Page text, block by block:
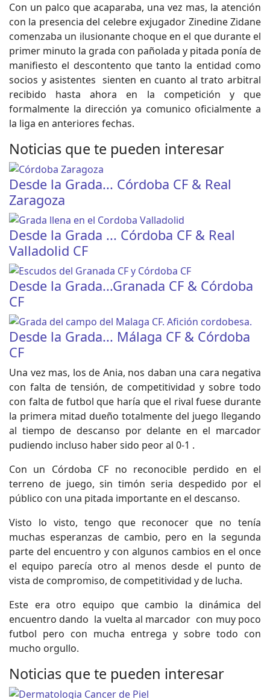
Con un palco que acaparaba, una vez mas, la atención
con la presencia del celebre exjugador Zinedine Zidane
comenzaba un ilusionante choque en el que durante el
primer minuto la grada con pañolada y pitada ponía de
manifiesto el descontento que tanto la entidad como
socios y asistentes sienten en cuanto al trato arbitral
recibido hasta ahora en la competición y que
formalmente la dirección ya comunico oficialmente a
la liga en anteriores fechas.
Noticias que te pueden interesar
Desde la Grada... Córdoba CF & Real
Zaragoza
Desde la Grada ... Córdoba CF & Real
Valladolid CF
Desde la Grada...Granada CF & Córdoba
CF
Desde la Grada... Málaga CF & Córdoba
CF
Una vez mas, los de Ania, nos daban una cara negativa
con falta de tensión, de competitividad y sobre todo
con falta de futbol que haría que el rival fuese durante
la primera mitad dueño totalmente del juego llegando
al tiempo de descanso por delante en el marcador
pudiendo incluso haber sido peor al 0-1 .
Con un Córdoba CF no reconocible perdido en el
terreno de juego, sin timón seria despedido por el
público con una pitada importante en el descanso.
Visto lo visto, tengo que reconocer que no tenía
muchas esperanzas de cambio, pero en la segunda
parte del encuentro y con algunos cambios en el once
el equipo parecía otro al menos desde el punto de
vista de compromiso, de competitividad y de lucha.
Este era otro equipo que cambio la dinámica del
encuentro dando la vuelta al marcador con muy poco
futbol pero con mucha entrega y sobre todo con
mucho orgullo.
Noticias que te pueden interesar